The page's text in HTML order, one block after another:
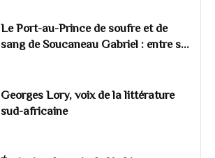
Le Port-au-Prince de soufre et de
sang de Soucaneau Gabriel : entre s...
Georges Lory, voix de la littérature
sud-africaine